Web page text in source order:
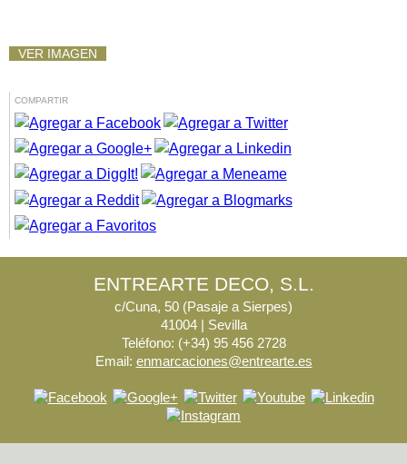
VER IMAGEN
COMPARTIR
ENTREARTE DECO, S.L.
c/Cuna, 50 (Pasaje a Sierpes)
41004 | Sevilla
Teléfono: (+34) 95 456 2728
Email: enmarcaciones@entrearte.es